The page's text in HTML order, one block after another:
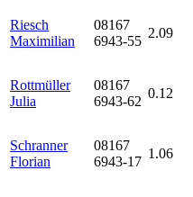
Riesch
Maximilian
08167
6943-55
2.09
Rottmüller
Julia
08167
6943-62
0.12
Schranner
Florian
08167
6943-17
1.06